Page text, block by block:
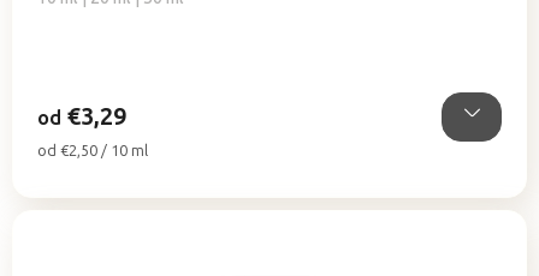
od €3,29
Jednotková
od €2,50 / 10 ml